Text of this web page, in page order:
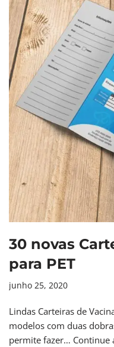
30 novas
para PET
junho 25, 2020
Lindas Carteiras de
modelos com duas
permite fazer… Continue